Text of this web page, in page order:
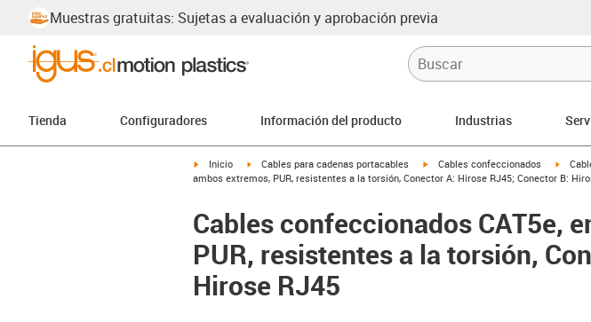
Muestras gratuitas: Sujetas a evaluación y aprobación previa
Tienda Configuradores Información del producto Industrias
igus-icon-arrow-right
Inicio igus-icon-arrow-right
Cables para cadenas portacables igus-icon-arrow-right
Cables confeccionados igus-
ambos extremos, PUR, resistentes a la torsión, Conector A: Hirose RJ45; Conector B:
Cables confeccionados CAT5e,
PUR, resistentes a la torsión,
Hirose RJ45